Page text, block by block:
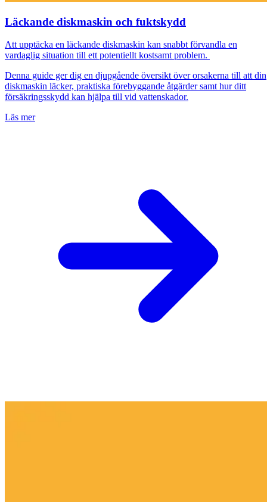
Läckande diskmaskin och fuktskydd
Att upptäcka en läckande diskmaskin kan snabbt förvandla en
vardaglig situation till ett potentiellt kostsamt problem.
Denna guide ger dig en djupgående översikt över orsakerna till att din
diskmaskin läcker, praktiska förebyggande åtgärder samt hur ditt
försäkringsskydd kan hjälpa till vid vattenskador.
Läs mer